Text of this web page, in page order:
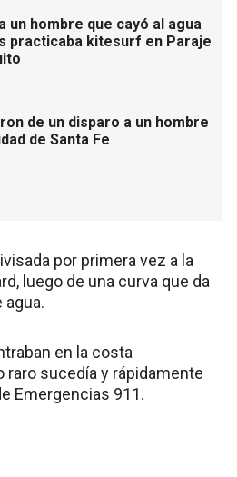
un hombre que cayó al agua
practicaba kitesurf en Paraje
de un disparo a un hombre
de Santa Fe
por primera vez a la
luego de una curva que da
agua.
en la costa
raro sucedía y rápidamente
Emergencias 911.